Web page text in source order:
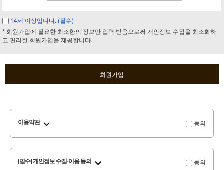
14세 이상입니다. (필수)
* 회원가입에 필요한 최소한의 정보만 입력 받음으로써 개인정보 수집을 최소화하
고 편리한 회원가입을 제공합니다.
회원가입
이용약관 동의
[필수] 개인정보 수집·이용 동의 동의